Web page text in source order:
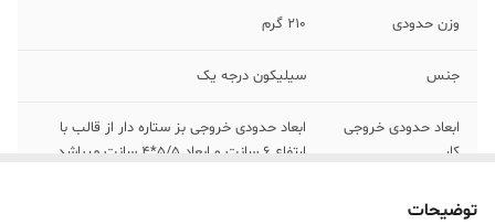
وزن حدودی 210 گرم
جنس سیلیکون درجه یک
ابعاد حدودی خروجی
کار
ابعاد حدودی خروجی بز ستاره دار از قالب با
ارتفاع 6 سانت و ابعاد 5/5*4 سانت میباشد .
توضیحات